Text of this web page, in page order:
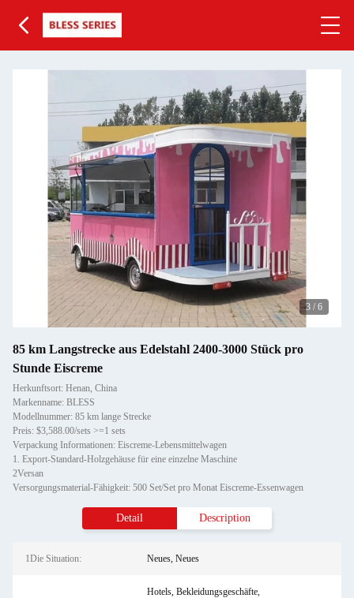
3 / 6
85 km Langstrecke aus Edelstahl 2400-3000 Stück pro
Stunde Eiscreme
Herkunftsort: Henan, China
Markenname: BLESS
Modellnummer: 85 km lange Strecke
Preis: $3,588.00/sets >=1 sets
Verpackung Informationen: Eiscreme-Lebensmittelwagen
1. Export-Standard-Holzgehäuse für eine einzelne Maschine
2Versan
Versorgungsmaterial-Fähigkeit: 500 Set/Set pro Monat Eiscreme-Essenwagen
Detail Description
1Die Situation: Neues, Neues
Hotels, Bekleidungsgeschäfte,